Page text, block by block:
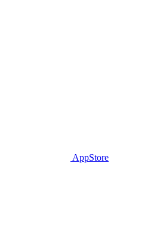
AppStore